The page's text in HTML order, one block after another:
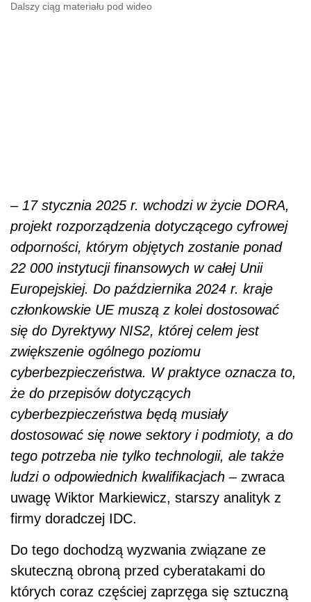
Dalszy ciąg materiału pod wideo
– 17 stycznia 2025 r. wchodzi w życie DORA,
projekt rozporządzenia dotyczącego cyfrowej
odporności, którym objętych zostanie ponad
22 000 instytucji finansowych w całej Unii
Europejskiej. Do października 2024 r. kraje
członkowskie UE muszą z kolei dostosować
się do Dyrektywy NIS2, której celem jest
zwiększenie ogólnego poziomu
cyberbezpieczeństwa. W praktyce oznacza to,
że do przepisów dotyczących
cyberbezpieczeństwa będą musiały
dostosować się nowe sektory i podmioty, a do
tego potrzeba nie tylko technologii, ale także
ludzi o odpowiednich kwalifikacjach – zwraca
uwagę Wiktor Markiewicz, starszy analityk z
firmy doradczej IDC.
Do tego dochodzą wyzwania związane ze
skuteczną obroną przed cyberatakami do
których coraz częściej zaprzęga się sztuczną